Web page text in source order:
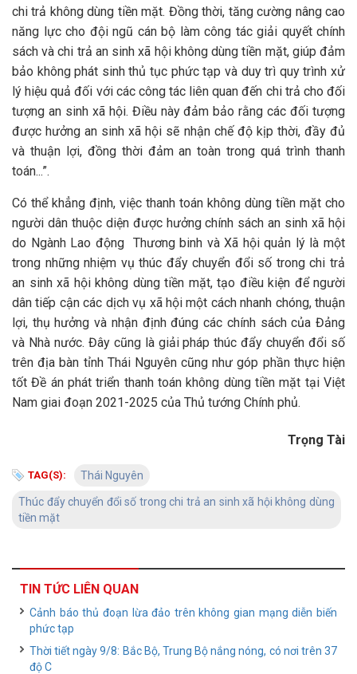
chi trả không dùng tiền mặt. Đồng thời, tăng cường nâng cao
năng lực cho đội ngũ cán bộ làm công tác giải quyết chính
sách và chi trả an sinh xã hội không dùng tiền mặt, giúp đảm
bảo không phát sinh thủ tục phức tạp và duy trì quy trình xử
lý hiệu quả đối với các công tác liên quan đến chi trả cho đối
tượng an sinh xã hội. Điều này đảm bảo rằng các đối tượng
được hưởng an sinh xã hội sẽ nhận chế độ kịp thời, đầy đủ
và thuận lợi, đồng thời đảm an toàn trong quá trình thanh
toán...”.
Có thể khẳng định, việc thanh toán không dùng tiền mặt cho
người dân thuộc diện được hưởng chính sách an sinh xã hội
do Ngành Lao động Thương binh và Xã hội quản lý là một
trong những nhiệm vụ thúc đẩy chuyển đổi số trong chi trả
an sinh xã hội không dùng tiền mặt, tạo điều kiện để người
dân tiếp cận các dịch vụ xã hội một cách nhanh chóng, thuận
lợi, thụ hưởng và nhận định đúng các chính sách của Đảng
và Nhà nước. Đây cũng là giải pháp thúc đẩy chuyển đổi số
trên địa bàn tỉnh Thái Nguyên cũng như góp phần thực hiện
tốt Đề án phát triển thanh toán không dùng tiền mặt tại Việt
Nam giai đoạn 2021-2025 của Thủ tướng Chính phủ.
Trọng Tài
TAG(S): Thái Nguyên
Thúc đẩy chuyển đổi số trong chi trả an sinh xã hội không dùng
tiền mặt
TIN TỨC LIÊN QUAN
Cảnh báo thủ đoạn lừa đảo trên không gian mạng diễn biến
phức tạp
Thời tiết ngày 9/8: Bắc Bộ, Trung Bộ nắng nóng, có nơi trên 37
độ C